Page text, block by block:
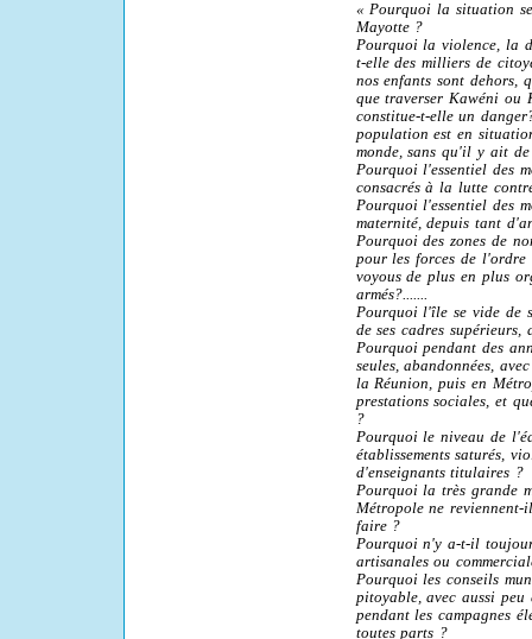
«Pourquoi la situation
Mayotte ?
Pourquoi la violence, la
t-elle des milliers de
nos enfants sont dehors,
que traverser Kawéni ou
constitue-t-elle un
population est en
monde, sans qu'il y ait
Pourquoi l'essentiel des
consacrés à la lutte
Pourquoi l'essentiel des
maternité, depuis tant
Pourquoi des zones de
pour les forces de l'ordre
voyous de plus en plus
armés?.......
Pourquoi l'île se vide de
de ses cadres supérieurs,
Pourquoi pendant des
seules, abandonnées,
la Réunion, puis en
prestations sociales, et
?
Pourquoi le niveau de
établissements saturés,
d'enseignants titulaires ?
Pourquoi la très grande
Métropole ne
faire ?
Pourquoi n'y a-t-il
artisanales ou
Pourquoi les conseils
pitoyable, avec aussi
pendant les campagnes
toutes parts ?